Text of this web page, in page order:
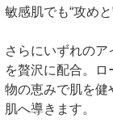
敏感肌でも“攻め
さらにいずれの
を贅沢に配合。
物の恵みで肌を健
肌へ導きます。